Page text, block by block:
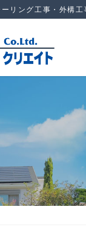
リング工事・外構